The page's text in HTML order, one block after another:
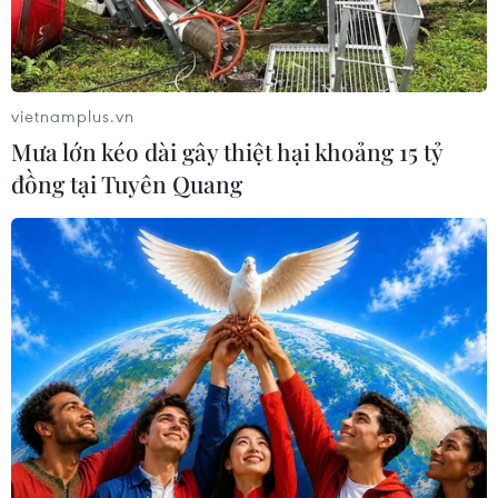
Lãnh đạo hai bên tham gia ký kết. (Ảnh: Vietnam+)
Ngân hàng Chính sách xã hội và tổ chức thẻ
Mastercard vừa ký kết thỏa thuận hợp tác phát
triển các sản phẩm, dự án công nghệ số cho
khách hàng nhằm góp phần thực hiện chiến
lược quốc gia về tài chính toàn diện và chuyển
đổi số vào chiều ngày 5/7 tại Hà Nội.
vietnamplus.vn
Mưa lớn kéo dài gây thiệt hại khoảng 15 tỷ
đồng tại Tuyên Quang